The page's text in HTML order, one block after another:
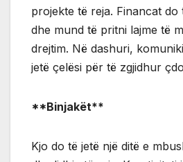
projekte të reja. Financat
dhe mund të pritni lajme të
drejtim. Në dashuri,
jetë çelësi për të zgjidhur
**Binjakët**
Kjo do të jetë një ditë e